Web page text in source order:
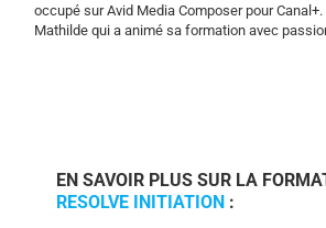
occupé sur Avid Media Composer pour
Mathilde qui a animé sa formation avec
EN SAVOIR PLUS SUR LA
RESOLVE INITIATION :